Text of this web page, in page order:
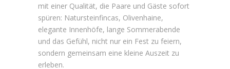
mit einer Qualität, die Paare und Gäste sofort
spüren: Natursteinfincas, Olivenhaine,
elegante Innenhöfe, lange Sommerabende
und das Gefühl, nicht nur ein Fest zu feiern,
sondern gemeinsam eine kleine Auszeit zu
erleben.